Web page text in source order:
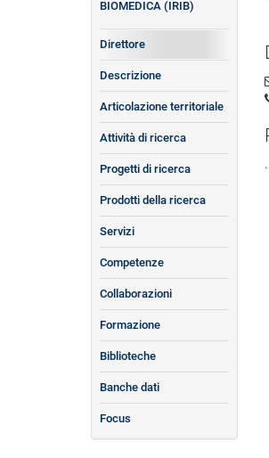
.
BIOMEDICA (IRIB)
Direttore
Descrizione
Articolazione territoriale
Attività di ricerca
Progetti di ricerca
Prodotti della ricerca
Servizi
Competenze
Collaborazioni
Formazione
Biblioteche
Banche dati
Focus